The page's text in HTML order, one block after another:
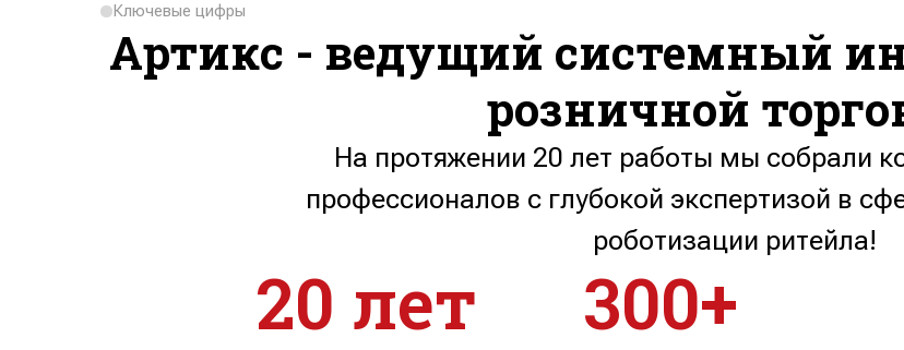
Ключевые цифры
Артикс - ведущий системный
розничной
На протяжении 20 лет работы мы собрали
профессионалов с глубокой экспертизой в
роботизации ритейла!
20 лет 300+